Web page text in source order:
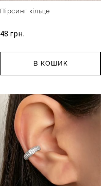
Пірсинг кільце
48 грн.
В КОШИК